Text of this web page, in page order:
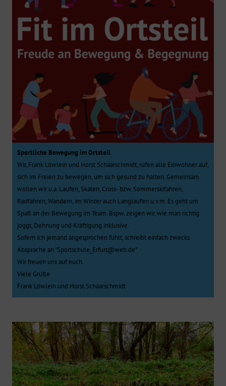
Sportliche Bewegung im Ortsteil
Wir, Frank Löwlein und Horst Schaarschmidt, rufen alle Einwohner auf,
sich im Freien zu bewegen, um sich gesund zu halten. Gemeinsam
wollen wir u.a. Laufen, Skaten, Cross- bzw. Sommerskifahren,
Radfahren, Wandern, im Winter auch Langlaufen u.v.m. Es geht um
Spaß an der Bewegung im Team. Bspw. zeigen wir, wie man richtig
joggt, Dehnung und Kräftigung inklusive.
Sofern ich jemand angesprochen fühlt, schreibt einfach zwecks
Absprache an "Sportschule_Erfurt@web.de"
Wir freuen uns auf euch.
Viele Grüße
Frank Löwlein und Horst Schaarschmidt